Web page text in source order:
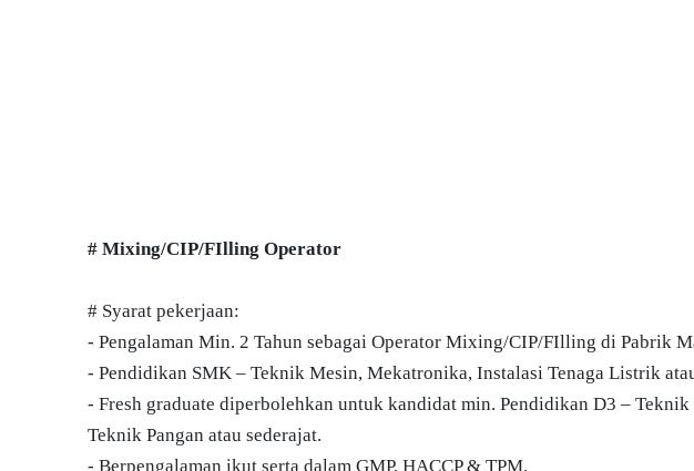
# Mixing/CIP/FIlling Operator
# Syarat pekerjaan:
- Pengalaman Min. 2 Tahun sebagai Operator Mixing/CIP/FIlling di Pabrik
- Pendidikan SMK – Teknik Mesin, Mekatronika, Instalasi Tenaga Listrik
- Fresh graduate diperbolehkan untuk kandidat min. Pendidikan D3 –
Teknik Pangan atau sederajat.
- Berpengalaman ikut serta dalam GMP, HACCP & TPM.